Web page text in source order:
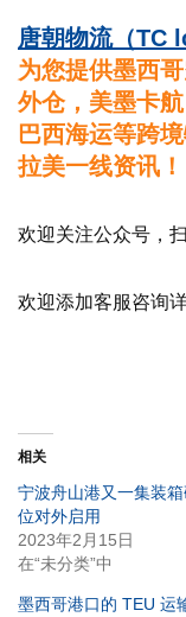
唐朝物流（TC
为您提供墨西
外仓，美墨卡
巴西海运等跨
拉美一线资讯！
欢迎关注公众号，
欢迎添加客服咨询
相关
宁波舟山港又一集装
位对外启用
2023年2月15日
在“未分类”中
墨西哥港口的 TEU 运